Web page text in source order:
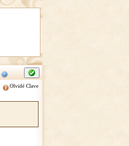
Olvidé Clave